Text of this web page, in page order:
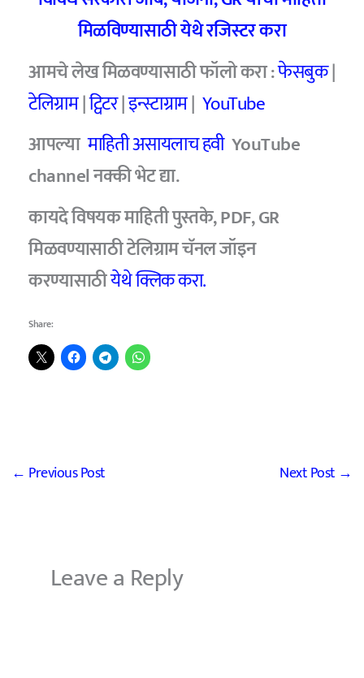
मिळविण्यासाठी येथे रजिस्टर करा
आमचेलेख मिळवण्यासाठी फॉलो करा :फेसबुक|
टेलिग्राम|ट्विटर|इन्स्टाग्राम| YouTube
आपल्या माहिती असायलाच हवी YouTube
channelनक्की भेट द्या.
कायदे विषयक माहिती पुस्तके, PDF, GR
मिळवण्यासाठी टेलिग्राम चॅनल जॉइन
करण्यासाठीयेथे क्लिक करा.
Share:
← Previous Post Next Post →
Leave a Reply